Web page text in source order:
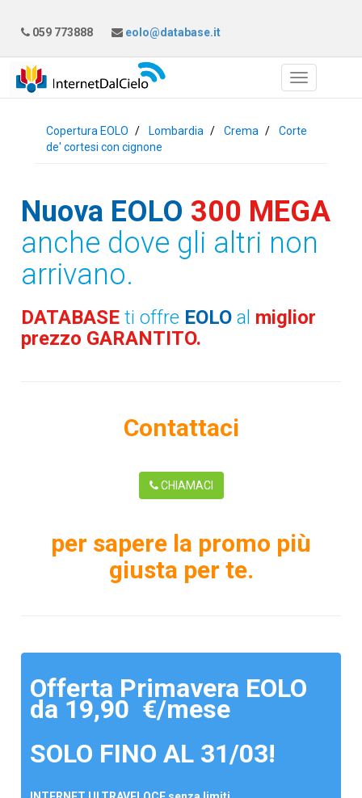
059 773888 eolo@database.it
Copertura EOLO Lombardia Crema
Corte
de' cortesi con cignone
Nuova EOLO 300 MEGA
anche dove gli altri non
arrivano.
DATABASEti offre EOLO al miglior
prezzo GARANTITO.
Contattaci
CHIAMACI
per sapere la promo più
giusta per te.
Offerta Primavera EOLO
da 19,90 €/mese
SOLO FINO AL 31/03!